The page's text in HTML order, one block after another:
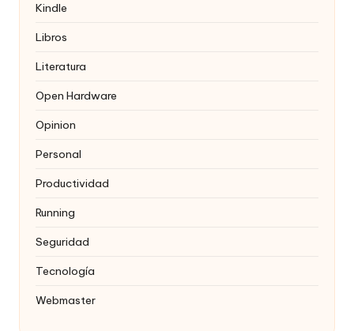
Kindle
Libros
Literatura
Open Hardware
Opinion
Personal
Productividad
Running
Seguridad
Tecnología
Webmaster